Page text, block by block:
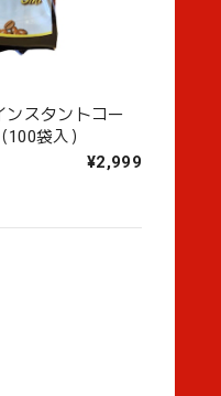
ンスタントコー
袋入）
¥2,999